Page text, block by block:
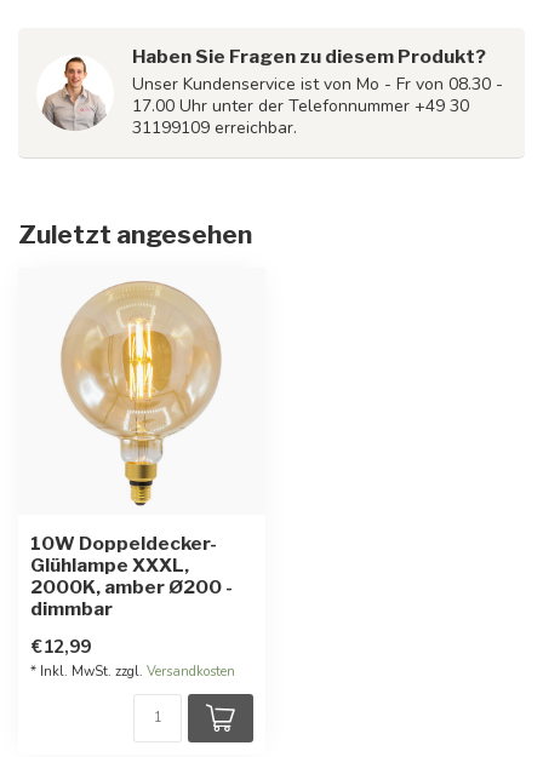
Haben Sie Fragen zu diesem Produkt?
Unser Kundenservice ist von Mo - Fr von 08.30 -
17.00 Uhr unter der Telefonnummer +49 30
31199109 erreichbar.
Zuletzt angesehen
10W Doppeldecker-
Glühlampe XXXL,
2000K, amber Ø200 -
dimmbar
€12,99
* Inkl. MwSt. zzgl. Versandkosten